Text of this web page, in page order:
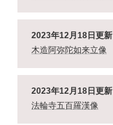
2023年12月18日更新
木造阿弥陀如来立像
2023年12月18日更新
法輪寺五百羅漢像